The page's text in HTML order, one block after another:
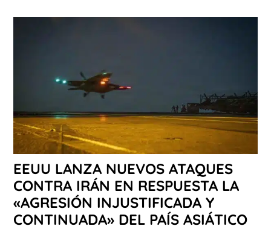
EEUU LANZA NUEVOS ATAQUES
CONTRA IRÁN EN RESPUESTA LA
«AGRESIÓN INJUSTIFICADA Y
CONTINUADA» DEL PAÍS ASIÁTICO